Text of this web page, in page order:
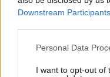
Downstream Participants
Please note that this
not limited to your visit
Personal Data
I want to opt-out of